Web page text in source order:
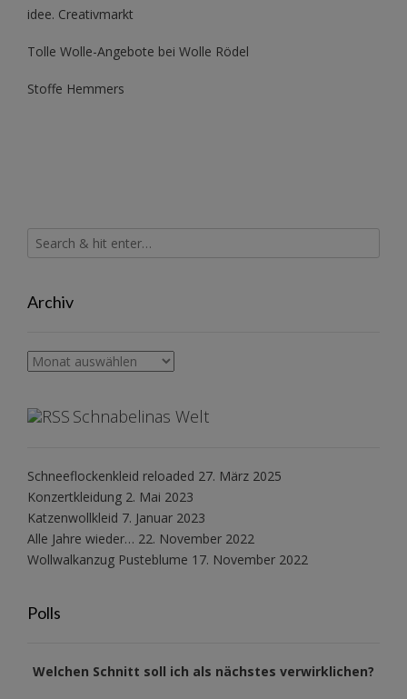
idee. Creativmarkt
Tolle Wolle-Angebote bei Wolle Rödel
Stoffe Hemmers
Archiv
Archiv
Schnabelinas Welt
Schneeflockenkleid reloaded 27. März 2025
Konzertkleidung 2. Mai 2023
Katzenwollkleid 7. Januar 2023
Alle Jahre wieder… 22. November 2022
Wollwalkanzug Pusteblume 17. November 2022
Polls
Welchen Schnitt soll ich als nächstes verwirklichen?